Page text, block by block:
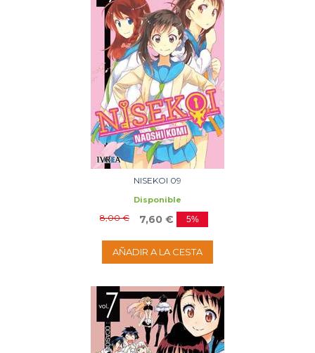
NISEKOI 09
Disponible
8,00 € 7,60 € 5%
AÑADIR A LA CESTA